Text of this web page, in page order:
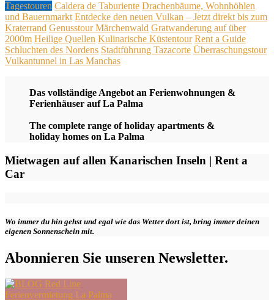
Tagestouren Caldera de Taburiente Drachenbäume, Wohnhöhlen
und Bauernmarkt Entdecke den neuen Vulkan – Jetzt direkt bis zum
Kraterrand Genusstour Märchenwald Gratwanderung auf über
2000m Heilige Quellen Kulinarische Küstentour Rent a Guide
Schluchten des Nordens Stadtführung Tazacorte Überraschungstour
Vulkantunnel in Las Manchas
Das vollständige Angebot an Ferienwohnungen &
Ferienhäuser auf La Palma
The complete range of holiday apartments &
holiday homes on La Palma
Mietwagen auf allen Kanarischen Inseln | Rent a
Car
Wo immer du hin gehst und egal wie das Wetter dort ist, bring immer deinen
eigenen Sonnenschein mit.
Abonnieren Sie unseren Newsletter.